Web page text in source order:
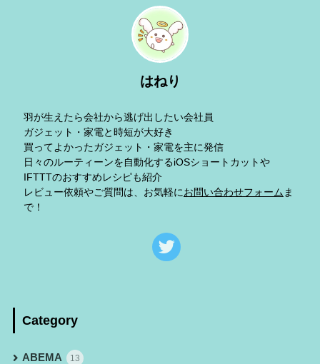
はねり
羽が生えたら会社から逃げ出したい会社員
ガジェット・家電と時短が大好き
買ってよかったガジェット・家電を主に発信
日々のルーティーンを自動化するiOSショートカットや
IFTTTのおすすめレシピも紹介
レビュー依頼やご質問は、お気軽にお問い合わせフォームま
で！
Category
ABEMA 13